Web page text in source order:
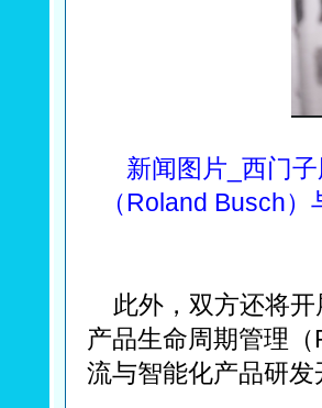
新闻图片_西门
（Roland Busch
此外，双方还将开
产品生命周期管理
流与智能化产品研